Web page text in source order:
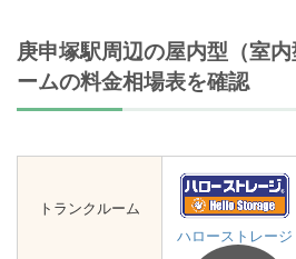
庚申塚駅周辺の屋内型（室
ームの料金相場表を確認
トランクルーム
ハローストレージ